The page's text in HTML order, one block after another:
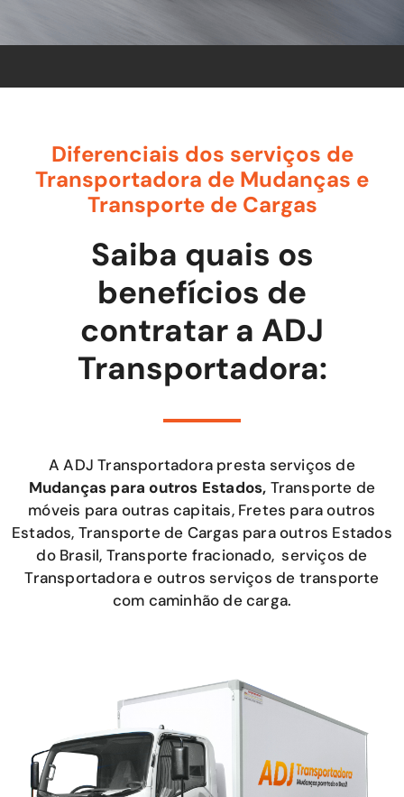
Diferenciais dos serviços de
Transportadora de Mudanças e
Transporte de Cargas
Saiba quais os
benefícios de
contratar a ADJ
Transportadora:
A ADJ Transportadora presta serviços de
Mudanças para outros Estados, Transporte de
móveis para outras capitais, Fretes para outros
Estados, Transporte de Cargas para outros Estados
do Brasil, Transporte fracionado, serviços de
Transportadora e outros serviços de transporte
com caminhão de carga.